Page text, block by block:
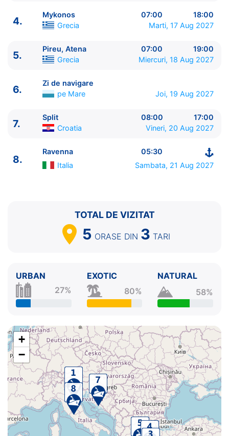
ITINERARIU
----------------------------------------
1. Ravenna Italia ⚓ - 17:00
Santorini
13:30 - 23:00
4.
Mykonos Grecia
6.
Zi de navigare
0:00 - 0:00
7. Split Croatia
4.
Mykonos 07:00
18:00
Grecia
Marti, 17 Aug 2027
5.
Pireu, Atena 07:00
19:00
Grecia
Miercuri, 18 Aug 2027
6.
Zi de navigare
pe Mare
Joi, 19 Aug 2027
7.
Split 08:00
17:00
Croatia
Vineri, 20 Aug 2027
8.
Ravenna
05:30
Italia
Sambata, 21 Aug 2027
TOTAL DE VIZITAT
5 ORASE DIN 3 TARI
URBAN
27%
EXOTIC
80%
NATURAL
58%
+
−